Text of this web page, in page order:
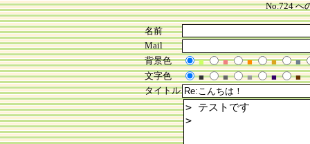
No.724 へ
名前
Mail
背景色
■ ■ ■ ■
■
文字色
■ ■ ■ ■
■
タイトル